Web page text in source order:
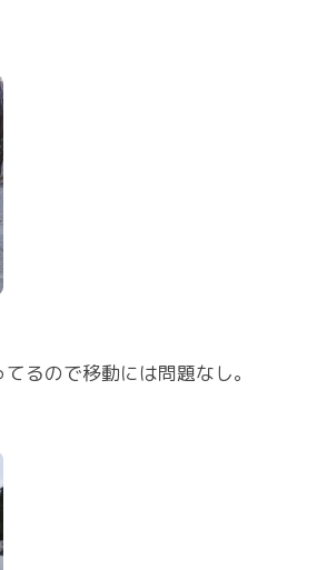
るので移動には問題なし。